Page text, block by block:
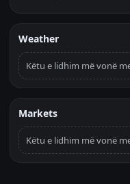
Weather
Këtu e lidhim më vonë
Markets
Këtu e lidhim më vonë